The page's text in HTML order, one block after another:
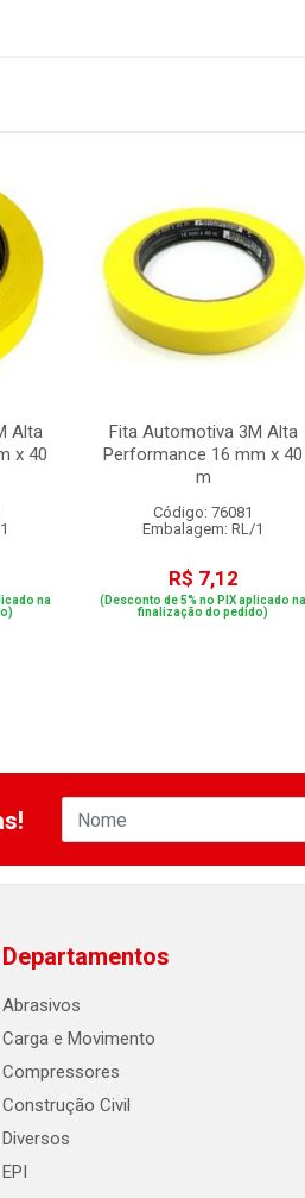
Alta
x 40
na
Fita Automotiva 3M Alta
Performance 16 mm x 40
m
Código: 76081
Embalagem: RL/1
R$ 7,12
(Desconto de 5% no PIX aplicado na
finalização do pedido)
Departamentos
Abrasivos
Carga e Movimento
Compressores
Construção Civil
Diversos
EPI